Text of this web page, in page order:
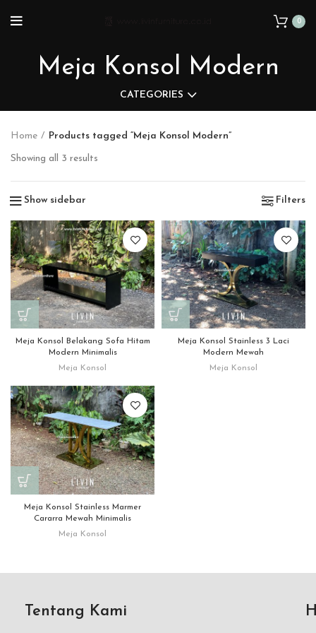
0
Meja Konsol Modern
CATEGORIES
Home Products tagged “Meja Konsol Modern”
Showing all 3 results
Show sidebar Filters
Meja Konsol Belakang Sofa Hitam
Modern Minimalis
Meja Konsol
Meja Konsol Stainless 3 Laci
Modern Mewah
Meja Konsol
Meja Konsol Stainless Marmer
Cararra Mewah Minimalis
Meja Konsol
Tentang Kami